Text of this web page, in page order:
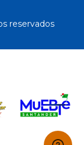
reservados